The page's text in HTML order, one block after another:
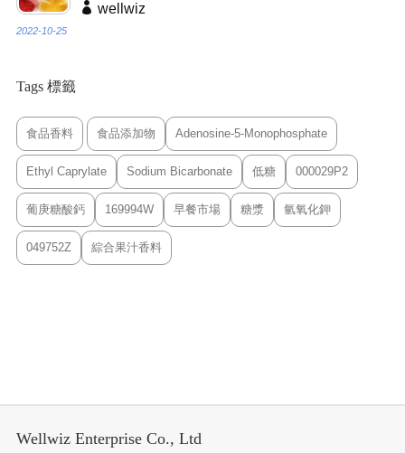
wellwiz
2022-10-25
Tags 標籤
食品香料 食品添加物 Adenosine-5-Monophosphate
Ethyl Caprylate Sodium Bicarbonate 低糖 000029P2
葡庚糖酸鈣 169994W 早餐市場 糖漿 氫氧化鉀
049752Z 綜合果汁香料
Wellwiz Enterprise Co., Ltd